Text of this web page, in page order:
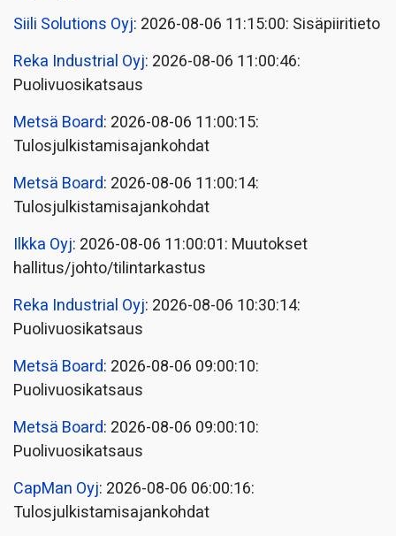
Siili Solutions Oyj: 2026-08-06 11:15:00: Sisäpiiritieto
Reka Industrial Oyj: 2026-08-06 11:00:46:
Puolivuosikatsaus
Metsä Board: 2026-08-06 11:00:15:
Tulosjulkistamisajankohdat
Metsä Board: 2026-08-06 11:00:14:
Tulosjulkistamisajankohdat
Ilkka Oyj: 2026-08-06 11:00:01: Muutokset
hallitus/johto/tilintarkastus
Reka Industrial Oyj: 2026-08-06 10:30:14:
Puolivuosikatsaus
Metsä Board: 2026-08-06 09:00:10:
Puolivuosikatsaus
Metsä Board: 2026-08-06 09:00:10:
Puolivuosikatsaus
CapMan Oyj: 2026-08-06 06:00:16:
Tulosjulkistamisajankohdat